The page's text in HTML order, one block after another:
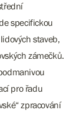
specifickou
staveb,
zámečků.
pro řadu
zpracování